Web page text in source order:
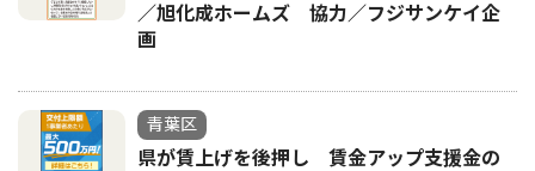
／旭化成ホームズ 協力／フジサンケイ企
画
青葉区
県が賃上げを後押し 賃金アップ支援金の